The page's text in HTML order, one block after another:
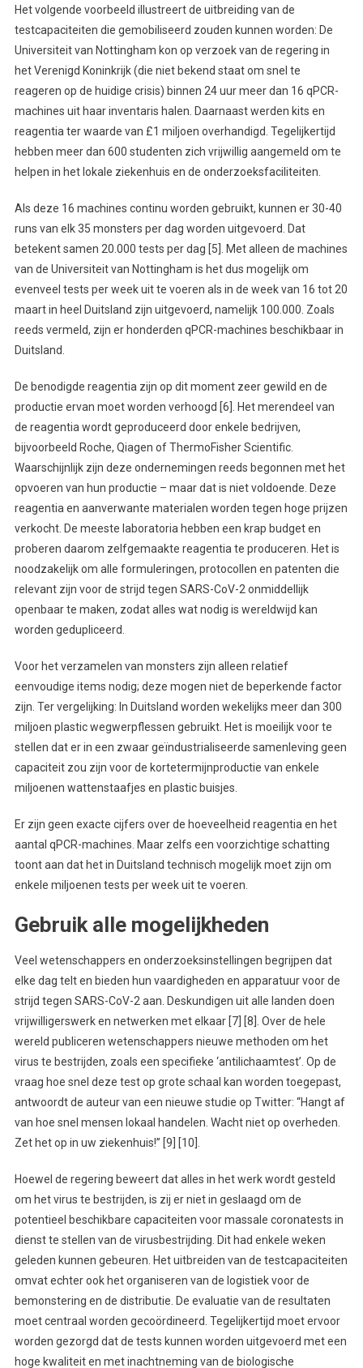
Het volgende voorbeeld illustreert de uitbreiding van de
testcapaciteiten die gemobiliseerd zouden kunnen worden: De
Universiteit van Nottingham kon op verzoek van de regering in
het Verenigd Koninkrijk (die niet bekend staat om snel te
reageren op de huidige crisis) binnen 24 uur meer dan 16 qPCR-
machines uit haar inventaris halen. Daarnaast werden kits en
reagentia ter waarde van £1 miljoen overhandigd. Tegelijkertijd
hebben meer dan 600 studenten zich vrijwillig aangemeld om te
helpen in het lokale ziekenhuis en de onderzoeksfaciliteiten.
Als deze 16 machines continu worden gebruikt, kunnen er 30-40
runs van elk 35 monsters per dag worden uitgevoerd. Dat
betekent samen 20.000 tests per dag [5]. Met alleen de machines
van de Universiteit van Nottingham is het dus mogelijk om
evenveel tests per week uit te voeren als in de week van 16 tot 20
maart in heel Duitsland zijn uitgevoerd, namelijk 100.000. Zoals
reeds vermeld, zijn er honderden qPCR-machines beschikbaar in
Duitsland.
De benodigde reagentia zijn op dit moment zeer gewild en de
productie ervan moet worden verhoogd [6]. Het merendeel van
de reagentia wordt geproduceerd door enkele bedrijven,
bijvoorbeeld Roche, Qiagen of ThermoFisher Scientific.
Waarschijnlijk zijn deze ondernemingen reeds begonnen met het
opvoeren van hun productie – maar dat is niet voldoende. Deze
reagentia en aanverwante materialen worden tegen hoge prijzen
verkocht. De meeste laboratoria hebben een krap budget en
proberen daarom zelfgemaakte reagentia te produceren. Het is
noodzakelijk om alle formuleringen, protocollen en patenten die
relevant zijn voor de strijd tegen SARS-CoV-2 onmiddellijk
openbaar te maken, zodat alles wat nodig is wereldwijd kan
worden gedupliceerd.
Voor het verzamelen van monsters zijn alleen relatief
eenvoudige items nodig; deze mogen niet de beperkende factor
zijn. Ter vergelijking: In Duitsland worden wekelijks meer dan 300
miljoen plastic wegwerpflessen gebruikt. Het is moeilijk voor te
stellen dat er in een zwaar geïndustrialiseerde samenleving geen
capaciteit zou zijn voor de kortetermijnproductie van enkele
miljoenen wattenstaafjes en plastic buisjes.
Er zijn geen exacte cijfers over de hoeveelheid reagentia en het
aantal qPCR-machines. Maar zelfs een voorzichtige schatting
toont aan dat het in Duitsland technisch mogelijk moet zijn om
enkele miljoenen tests per week uit te voeren.
Gebruik alle mogelijkheden
Veel wetenschappers en onderzoeksinstellingen begrijpen dat
elke dag telt en bieden hun vaardigheden en apparatuur voor de
strijd tegen SARS-CoV-2 aan. Deskundigen uit alle landen doen
vrijwilligerswerk en netwerken met elkaar [7] [8]. Over de hele
wereld publiceren wetenschappers nieuwe methoden om het
virus te bestrijden, zoals een specifieke ‘antilichaamtest’. Op de
vraag hoe snel deze test op grote schaal kan worden toegepast,
antwoordt de auteur van een nieuwe studie op Twitter: “Hangt af
van hoe snel mensen lokaal handelen. Wacht niet op overheden.
Zet het op in uw ziekenhuis!” [9] [10].
Hoewel de regering beweert dat alles in het werk wordt gesteld
om het virus te bestrijden, is zij er niet in geslaagd om de
potentieel beschikbare capaciteiten voor massale coronatests in
dienst te stellen van de virusbestrijding. Dit had enkele weken
geleden kunnen gebeuren. Het uitbreiden van de testcapaciteiten
omvat echter ook het organiseren van de logistiek voor de
bemonstering en de distributie. De evaluatie van de resultaten
moet centraal worden gecoördineerd. Tegelijkertijd moet ervoor
worden gezorgd dat de tests kunnen worden uitgevoerd met een
hoge kwaliteit en met inachtneming van de biologische